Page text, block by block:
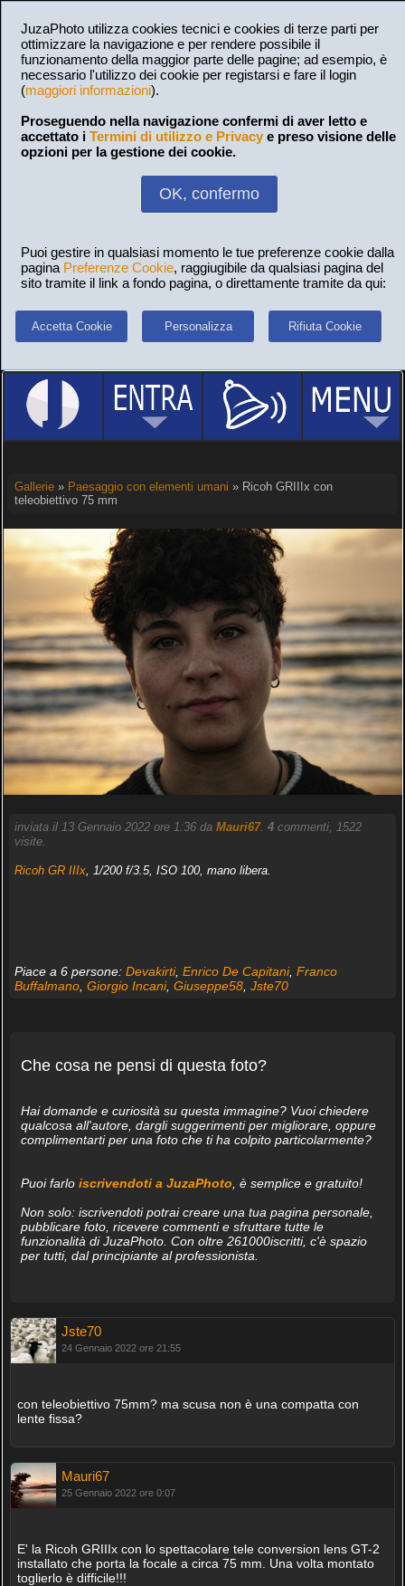
JuzaPhoto utilizza cookies tecnici e cookies di terze parti per
ottimizzare la navigazione e per rendere possibile il
funzionamento della maggior parte delle pagine; ad esempio, è
necessario l'utilizzo dei cookie per registarsi e fare il login
(maggiori informazioni).
Proseguendo nella navigazione confermi di aver letto e
accettato i Termini di utilizzo e Privacy e preso visione delle
opzioni per la gestione dei cookie.
OK, confermo
Puoi gestire in qualsiasi momento le tue preferenze cookie dalla
pagina Preferenze Cookie, raggiugibile da qualsiasi pagina del
sito tramite il link a fondo pagina, o direttamente tramite da qui:
Accetta Cookie Personalizza Rifiuta Cookie
Gallerie» Paesaggio con elementi umani » Ricoh GRIIIx con
teleobiettivo 75 mm
inviata il 13 Gennaio 2022 ore 1:36 da Mauri67. 4commenti, 1522
visite.
Ricoh GR IIIx, 1/200 f/3.5, ISO 100, mano libera.
Piace a 6 persone: Devakirti, Enrico De Capitani, Franco
Buffalmano, Giorgio Incani, Giuseppe58, Jste70
Che cosa ne pensi di questa foto?
Hai domande e curiosità su questa immagine? Vuoi chiedere
qualcosa all'autore, dargli suggerimenti per migliorare, oppure
complimentarti per una foto che ti ha colpito particolarmente?
Puoi farlo iscrivendoti a JuzaPhoto , è semplice e gratuito!
Non solo: iscrivendoti potrai creare una tua pagina personale,
pubblicare foto, ricevere commenti e sfruttare tutte le
funzionalità di JuzaPhoto. Con oltre 261000iscritti, c'è spazio
per tutti, dal principiante al professionista.
Jste70
24 Gennaio 2022 ore 21:55
con teleobiettivo 75mm? ma scusa non è una compatta con
lente fissa?
Mauri67
25 Gennaio 2022 ore 0:07
E' la Ricoh GRIIIx con lo spettacolare tele conversion lens GT-2
installato che porta la focale a circa 75 mm. Una volta montato
toglierlo è difficile!!!